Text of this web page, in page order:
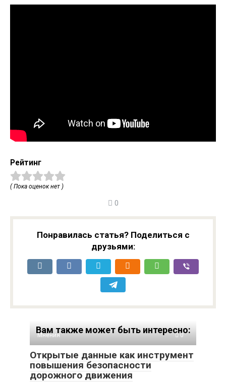
Рейтинг
( Пока оценок нет )
0
Понравилась статья? Поделиться с
друзьями:
Вам также может быть интересно:
Мнения 0
Открытые данные как инструмент
повышения безопасности
дорожного движения